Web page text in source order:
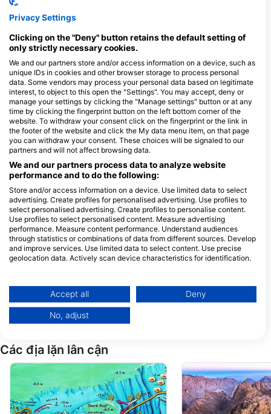
Các trung tâm lặn phục vụ tại điểm lặn
này
Camel Dive Club
P.O Box 10, 46619 Sharm El Sheikh,
Ai Cập
Pirates Dive Club
Falcon Hills Hotel, 46619 South
Sinai, Sharm El-Sheikh, Ai Cập
VIP Shrouq
Villa 12VA Sunny Beach
Almontazh, 46619 Sharm El-
Sheikh, Ai Cập
Sunshine Divers Mary & Klaus
El-Khan Mall no.(10), 46619
Red Sea Aggressor II
Hurghada, Ai Cập
ROJO DIVE
Old Sheraton
Hurghada, Ai Cập
Mr.Diver Red
Hollywood Palma Di
Dive For Life
Viva Sharm Hotel,
Các địa lặn lân cận
Privacy Settings
Clicking on the "Deny" button retains the default setting of
only strictly necessary cookies.
We and our partners store and/or access information on a device, such as
unique IDs in cookies and other browser storage to process personal
data. Some vendors may process your personal data based on legitimate
interest, to object to this open the "Settings". You may accept, deny or
manage your settings by clicking the "Manage settings" button or at any
time by clicking the fingerprint button on the left bottom corner of the
website. To withdraw your consent click on the fingerprint or the link in
the footer of the website and click the My data menu item, on that page
you can withdraw your consent. These choices will be signaled to our
partners and will not affect browsing data.
We and our partners process data to analyze website
performance and to do the following:
Store and/or access information on a device. Use limited data to select
advertising. Create profiles for personalised advertising. Use profiles to
select personalised advertising. Create profiles to personalise content.
Use profiles to select personalised content. Measure advertising
performance. Measure content performance. Understand audiences
through statistics or combinations of data from different sources. Develop
and improve services. Use limited data to select content. Use precise
geolocation data. Actively scan device characteristics for identification.
Data may be shared outside of the European Union and send to the USA.
Your consent and the cookie policy applies solely to this website/app.
View Partner List (1 IAB Vendors)
IAB processing purposes:
Store and/or access information on a device
Use limited data to select advertising
Accept all Deny
No, adjust